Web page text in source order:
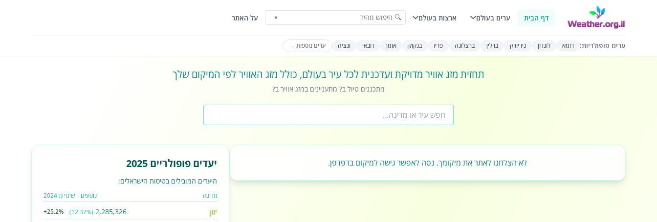
דף הבית ערים בעולם ארצות בעולם 🔍 חיפוש מהיר ▼ על האתר
ערים פופולריות: רומא לונדון ניו יורק ברלין ברצלונה פריז בנקוק אומן דובאי ונציה ערים נוספות →
תחזית מזג אוויר מדויקת ועדכנית לכל עיר בעולם, כולל מזג האוויר לפי המיקום שלך
מתכננים טיול ב? מתעניינים במזג אוויר ב?
לא הצלחנו לאתר את מיקומך. נסה לאפשר גישה למיקום בדפדפן. יעדים פופולריים 2025
היעדים המובילים בטיסות הישראלים:
מדינה נוסעים שינוי מ-2024
יוון 2,285,326
(12.37%)
+25.2%